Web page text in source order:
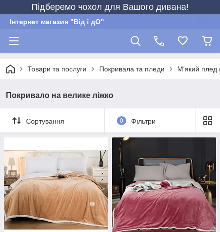
Підберемо чохол для Вашого дивана!
Інтернет магазин "Від і дО"
Товари та послуги Покривала та пледи М'який плед
Покривало на велике ліжко
Сортування 0 Фільтри